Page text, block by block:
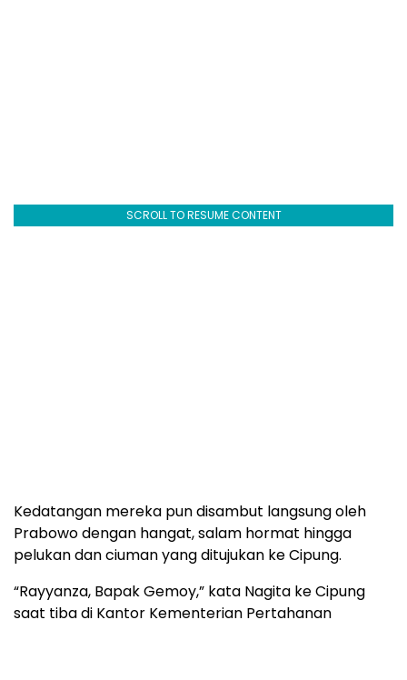
SCROLL TO RESUME CONTENT
Kedatangan mereka pun disambut langsung oleh
Prabowo dengan hangat, salam hormat hingga
pelukan dan ciuman yang ditujukan ke Cipung.
“Rayyanza, Bapak Gemoy,” kata Nagita ke Cipung
saat tiba di Kantor Kementerian Pertahanan